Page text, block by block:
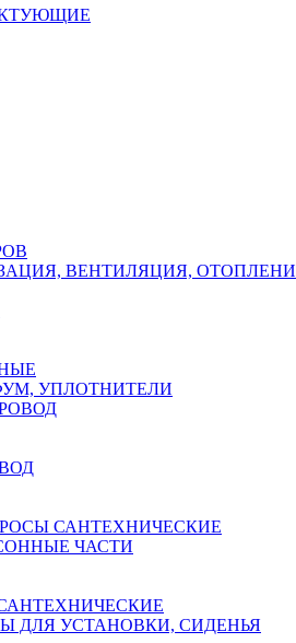
ВЕНТИЛЯЦИЯ, ОТОПЛЕНИ
УПЛОТНИТЕЛИ
САНТЕХНИЧЕСКИЕ
ЧАСТИ
ДЛЯ УСТАНОВКИ, СИДЕНЬЯ